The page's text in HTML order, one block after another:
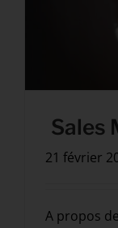
Sales
21 février
A propos